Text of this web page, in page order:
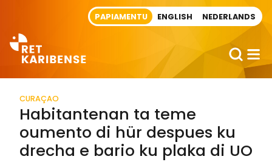
PAPIAMENTU ENGLISH NEDERLANDS
CURAÇAO
Habitantenan ta teme
oumento di hür despues ku
drecha e bario ku plaka di UO